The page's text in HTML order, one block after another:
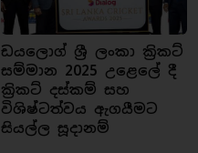
ඩයලොග් ශ්‍රී ලංකා ක්‍රිකට්
සම්මාන 2025 උළෙලේ දී
ක්‍රිකට් දස්කම් සහ
විශිෂ්ටත්වය ඇගයීමට
සියල්ල සූදානම්